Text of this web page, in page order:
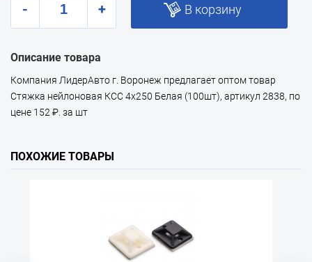
- + В корзину
Описание товара
Компания ЛидерАвто г. Воронеж предлагает оптом товар
Стяжка нейлоновая КСС 4х250 Белая (100шт), артикул 2838, по
цене 152 ₽. за шт
ПОХОЖИЕ ТОВАРЫ